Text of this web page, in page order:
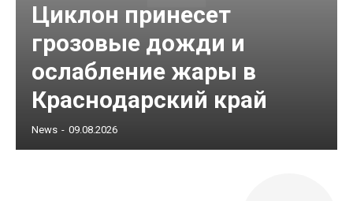
Циклон принесет
грозовые дожди и
ослабление жары в
Краснодарский край
News - 09.08.2026